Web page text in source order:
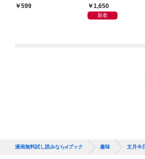
号】599
1,650
新着
漫画無料試し読みならdブック 趣味 文月今